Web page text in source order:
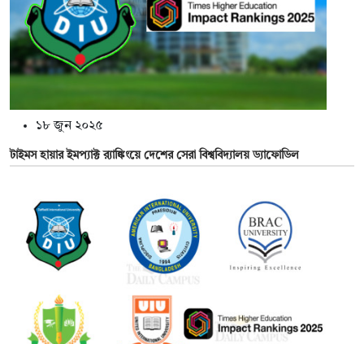
১৮ জুন ২০২৫
টাইমস হায়ার ইমপ্যাক্ট র‍্যাঙ্কিংয়ে দেশের সেরা বিশ্ববিদ্যালয় ড্যাফোডিল